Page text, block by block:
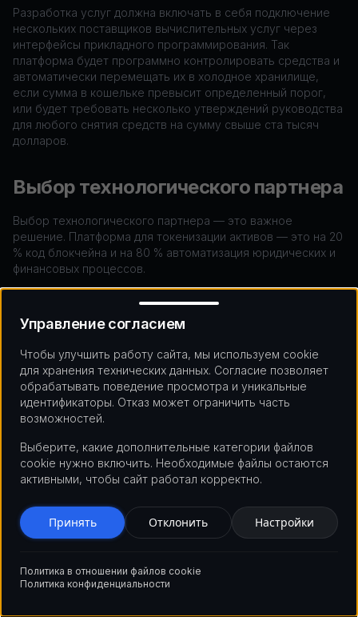
Разработка услуг должна включать в себя подключение
нескольких поставщиков вычислительных услуг через
интерфейсы прикладного программирования. Так
платформа будет программно контролировать средства и
автоматически перемещать их в холодное хранилище,
если сумма в кошельке превысит определенный порог,
или будет требовать несколько утверждений руководства
для любого снятия средств на сумму свыше ста тысяч
долларов.
Выбор технологического партнера
Выбор технологического партнера — это важное
решение. Платформа для токенизации активов — это на 20
% код блокчейна и на 80 % автоматизация юридических и
финансовых процессов.
Опыт работы с регулируемыми рынками
Создание децентрализованной биржи для спекулятивных
токенов сильно отличается от создания платформы для
регулируемых ценных бумаг. Партнер должен знать о
требованиях к аккредитации.
Имейте опыт работы с агентами по переводу ценных
бумагам и биржам, и мировыми лидерами в области
цифровых ценных бумаг, чтобы уметь кодировать
Знание протоколов блокчейна
Управление согласием
Управление согласием
Чтобы улучшить работу сайта, мы используем cookie
для хранения технических данных. Согласие позволяет
обрабатывать поведение просмотра и уникальные
идентификаторы. Отказ может ограничить часть
возможностей.
Выберите, какие дополнительные категории файлов
cookie нужно включить. Необходимые файлы остаются
активными, чтобы сайт работал корректно.
Принять Отклонить Настройки
Политика в отношении файлов cookie
Политика конфиденциальности